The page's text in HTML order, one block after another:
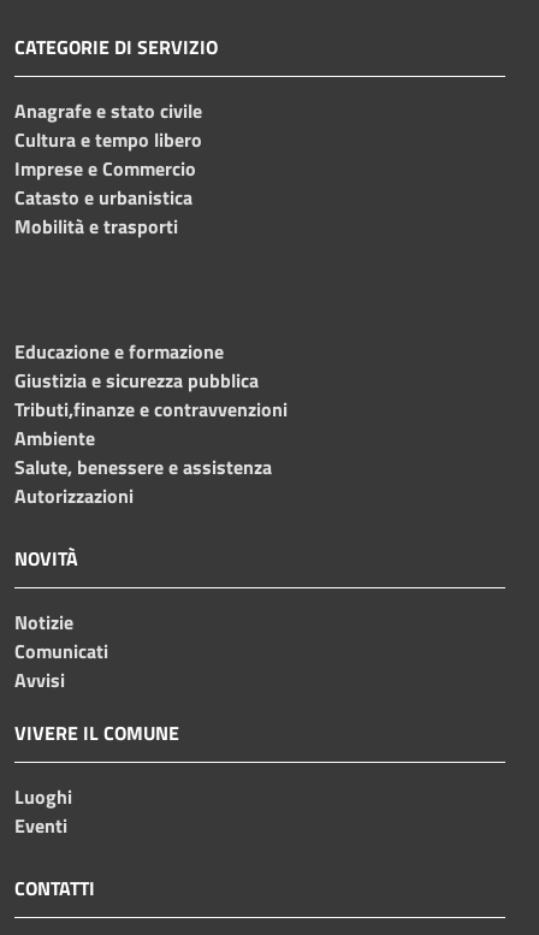
CATEGORIE DI SERVIZIO
Anagrafe e stato civile
Cultura e tempo libero
Imprese e Commercio
Catasto e urbanistica
Mobilità e trasporti
Educazione e formazione
Giustizia e sicurezza pubblica
Tributi,finanze e contravvenzioni
Ambiente
Salute, benessere e assistenza
Autorizzazioni
NOVITÀ
Notizie
Comunicati
Avvisi
VIVERE IL COMUNE
Luoghi
Eventi
CONTATTI